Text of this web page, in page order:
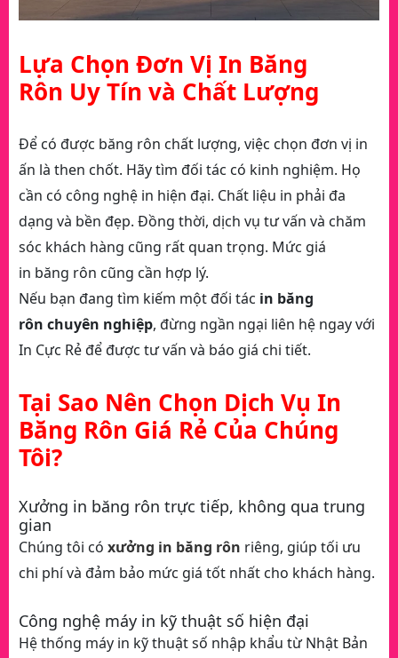
Lựa Chọn Đơn Vị In Băng
Rôn Uy Tín và Chất Lượng
Để có được băng rôn chất lượng, việc chọn đơn vị in
ấn là then chốt. Hãy tìm đối tác có kinh nghiệm. Họ
cần có công nghệ in hiện đại. Chất liệu in phải đa
dạng và bền đẹp. Đồng thời, dịch vụ tư vấn và chăm
sóc khách hàng cũng rất quan trọng. Mức giá
in băng rôn cũng cần hợp lý.
Nếu bạn đang tìm kiếm một đối tác in băng
rôn chuyên nghiệp, đừng ngần ngại liên hệ ngay với
In Cực Rẻ để được tư vấn và báo giá chi tiết.
Tại Sao Nên Chọn Dịch Vụ In
Băng Rôn Giá Rẻ Của Chúng
Tôi?
Xưởng in băng rôn trực tiếp, không qua trung
gian
Chúng tôi có xưởng in băng rôn riêng, giúp tối ưu
chi phí và đảm bảo mức giá tốt nhất cho khách hàng.
Công nghệ máy in kỹ thuật số hiện đại
Hệ thống máy in kỹ thuật số nhập khẩu từ Nhật Bản